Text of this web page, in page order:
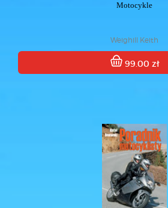
Motocykle
Weighill Keith
99.00 zł